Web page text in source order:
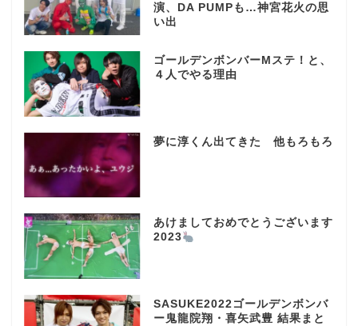
演、DA PUMPも…神宮花火の思
い出
ゴールデンボンバーMステ！と、
４人でやる理由
夢に淳くん出てきた 他もろもろ
あけましておめでとうございます
2023
SASUKE2022ゴールデンボンバ
ー鬼龍院翔・喜矢武豊 結果まと